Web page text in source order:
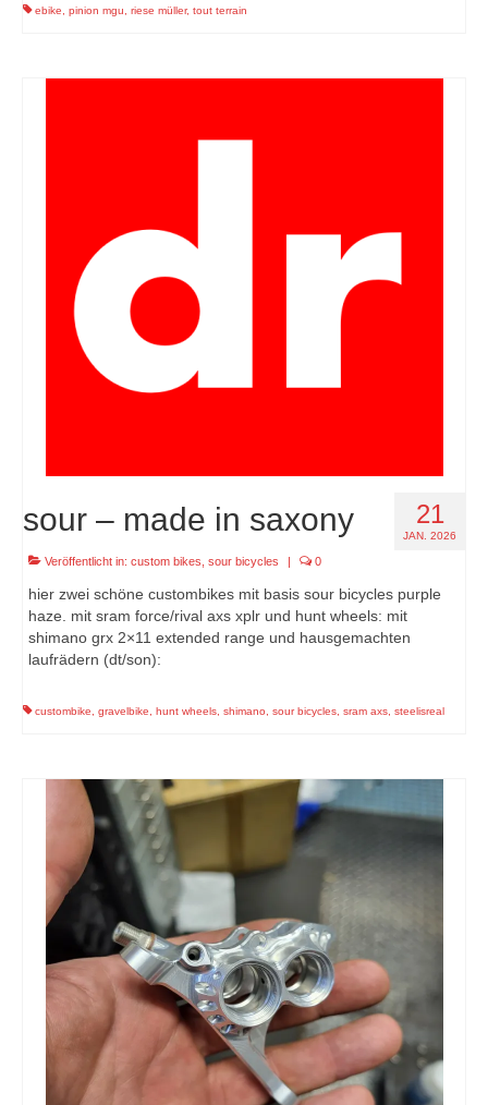
ebike pinion mgu riese müller, tout terrain
21
JAN. 2026
sour – made in saxony
Veröffentlicht in: custom bikes sour bicycles | 0
hier zwei schöne custombikes mit basis sour bicycles purple
haze. mit sram force/rival axs xplr und hunt wheels: mit
shimano grx 2×11 extended range und hausgemachten
laufrädern (dt/son):
custombike gravelbike hunt wheels shimano sour bicycles sram axs steelisreal